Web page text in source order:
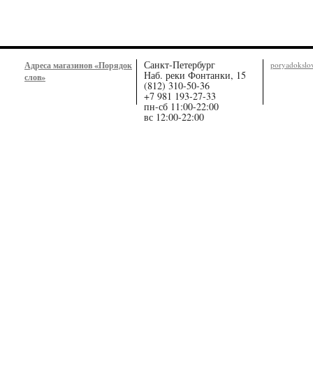
Адреса магазинов «Порядок
слов»
Санкт-Петербург
Наб. реки Фонтанки, 15
(812) 310-50-36
+7 981 193-27-33
пн-сб 11:00-22:00
вс 12:00-22:00